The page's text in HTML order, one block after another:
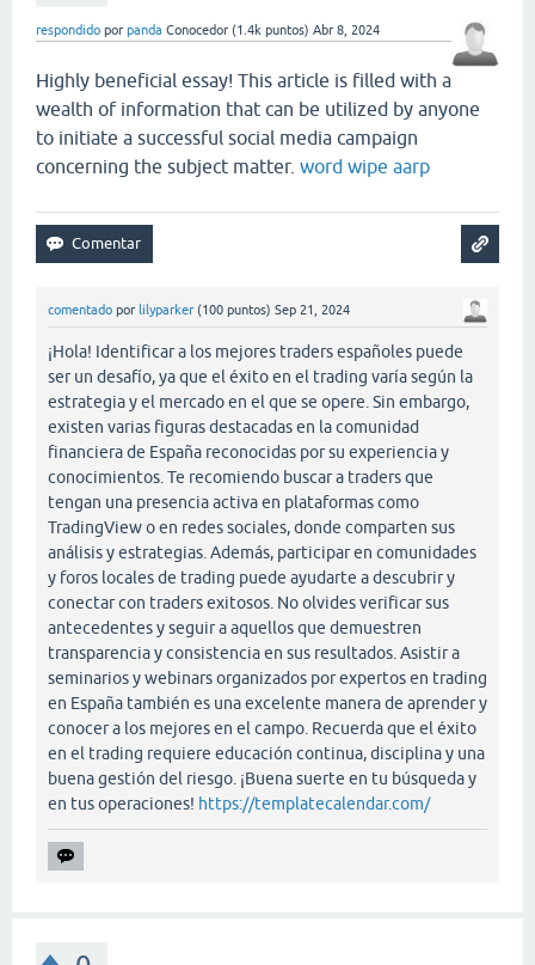
respondido por panda Conocedor (1.4k puntos) Abr 8, 2024
Highly beneficial essay! This article is filled with a
wealth of information that can be utilized by anyone
to initiate a successful social media campaign
concerning the subject matter. word wipe aarp
comentado por lilyparker (100 puntos) Sep 21, 2024
¡Hola! Identificar a los mejores traders españoles puede
ser un desafío, ya que el éxito en el trading varía según la
estrategia y el mercado en el que se opere. Sin embargo,
existen varias figuras destacadas en la comunidad
financiera de España reconocidas por su experiencia y
conocimientos. Te recomiendo buscar a traders que
tengan una presencia activa en plataformas como
TradingView o en redes sociales, donde comparten sus
análisis y estrategias. Además, participar en comunidades
y foros locales de trading puede ayudarte a descubrir y
conectar con traders exitosos. No olvides verificar sus
antecedentes y seguir a aquellos que demuestren
transparencia y consistencia en sus resultados. Asistir a
seminarios y webinars organizados por expertos en trading
en España también es una excelente manera de aprender y
conocer a los mejores en el campo. Recuerda que el éxito
en el trading requiere educación continua, disciplina y una
buena gestión del riesgo. ¡Buena suerte en tu búsqueda y
en tus operaciones! https://templatecalendar.com/